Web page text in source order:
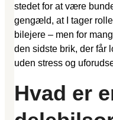
stedet for at være
gengæld, at I tager
bilejere – men for
den sidste brik, der får
uden stress og
Hvad er